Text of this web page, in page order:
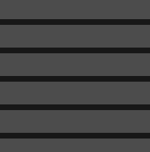
vous devez vérifier